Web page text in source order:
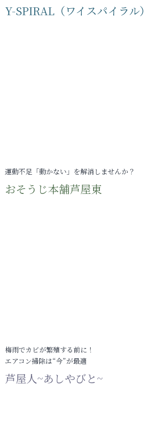
Y-SPIRAL（ワイスパイラル）
運動不足「動かない」を解消しませんか？
おそうじ本舗芦屋東
梅雨でカビが繁殖する前に！
エアコン掃除は“今”が最適
芦屋人~あしやびと~